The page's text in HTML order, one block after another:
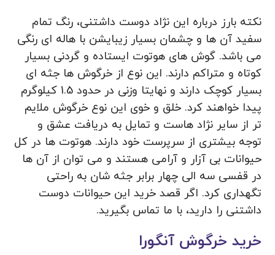
نکته بارز درباره این نژاد دوست داشتنی، رنگ تمام
سفید آن ها و چشمان بسیار زیبایشن با هاله ای رنگی
می باشد. گوش های هوتوت ایستاده و گردنی بسیار
کوتاه و متراکم دارند. این نوع از خرگوش ها جثه ای
بسیار کوچک دارند و نهایتا وزنی در حدود 1.5 کیلوگرم
پیدا خواهند کرد. خلق و خوی این نوع خرگوش ملایم
تر از سایر نژاد هاست و تمایل به دریافت عشق و
توجه بیشتری از سرپرست خود دارند. هوتوت ها در کل
حیوانات بی آزار و آرامی هستند و می توان از آن ها
در قفسی سه الی چهار برابر جثه شان به راحتی
تگهداری کرد. اگر قصد خرید این حیوانات دوست
داشتنی را دارید، با ما تماس بگیرید.
خرید خرگوش آنگورا